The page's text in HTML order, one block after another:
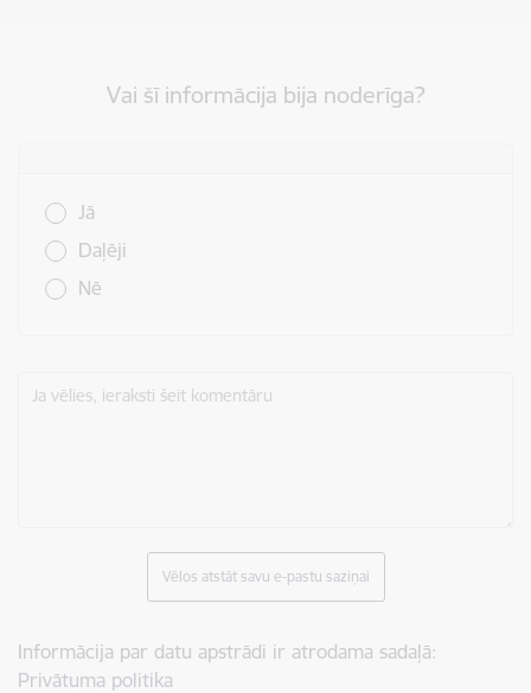
Vai šī informācija bija noderīga?
Jā
Daļēji
Nē
Ja vēlies, ieraksti šeit komentāru
Vēlos atstāt savu e-pastu saziņai
Informācija par datu apstrādi ir atrodama sadaļā:
Privātuma politika